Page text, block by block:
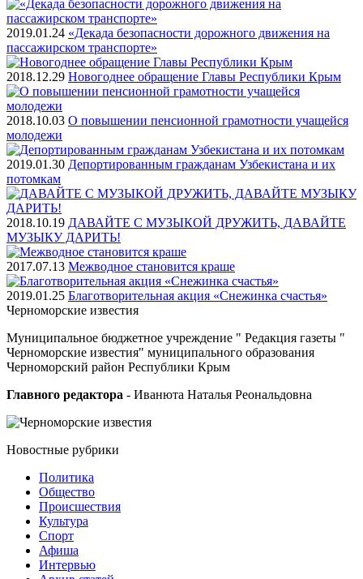
2019.01.24 «Декада безопасности дорожного движения на
пассажирском транспорте»
2018.12.29 Новогоднее обращение Главы Республики Крым
2018.10.03 О повышении пенсионной грамотности учащейся
молодежи
2019.01.30 Депортированным гражданам Узбекистана и их
потомкам
2018.10.19 ДАВАЙТЕ С МУЗЫКОЙ ДРУЖИТЬ, ДАВАЙТЕ
МУЗЫКУ ДАРИТЬ!
2017.07.13 Межводное становится краше
2019.01.25 Благотворительная акция «Снежинка счастья»
Черноморские известия
Муниципальное бюджетное учреждение " Редакция газеты "
Черноморские известия" муниципального образования
Черноморский район Республики Крым
Главного редактора - Иванюта Наталья Реональдовна
Новостные рубрики
Политика
Общество
Проиcшествия
Культура
Спорт
Афиша
Интервью